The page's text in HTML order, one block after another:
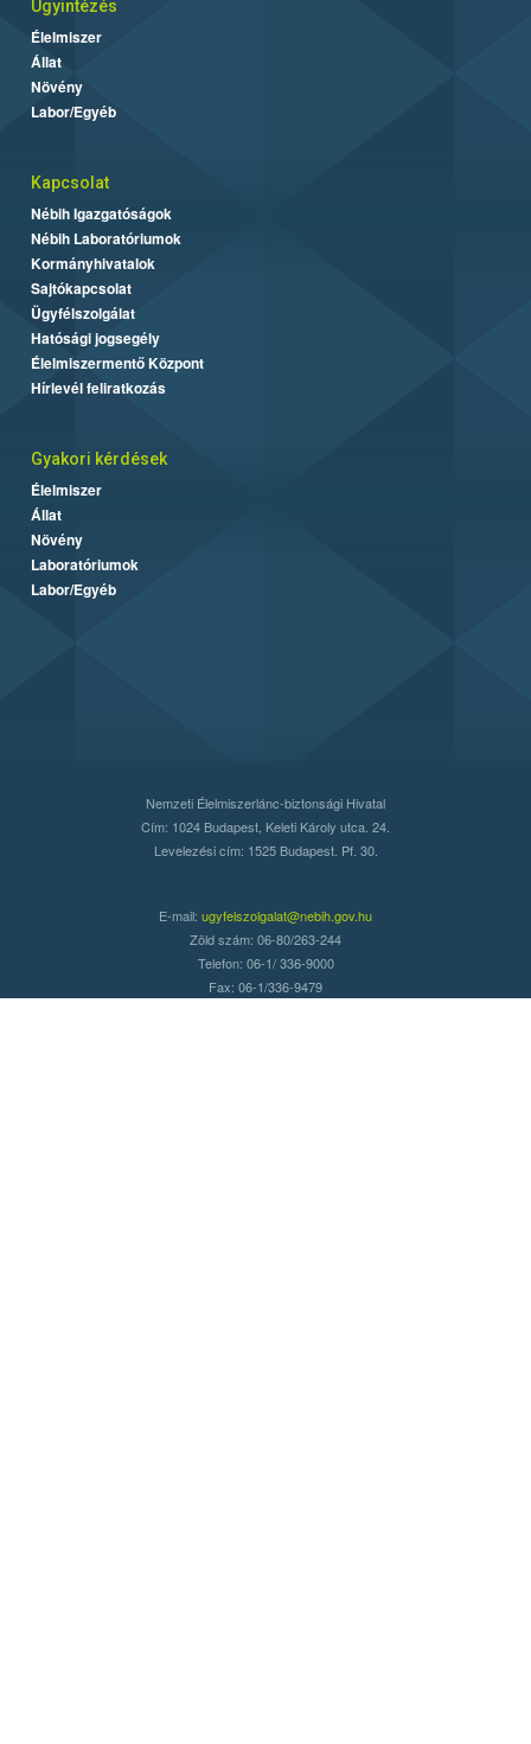
Ügyintézés
Élelmiszer
Állat
Növény
Labor/Egyéb
Kapcsolat
Nébih Igazgatóságok
Nébih Laboratóriumok
Kormányhivatalok
Sajtókapcsolat
Ügyfélszolgálat
Hatósági jogsegély
Élelmiszermentő Központ
Hírlevél feliratkozás
Gyakori kérdések
Élelmiszer
Állat
Növény
Laboratóriumok
Labor/Egyéb
Nemzeti Élelmiszerlánc-biztonsági Hivatal
Cím: 1024 Budapest, Keleti Károly utca. 24.
Levelezési cím: 1525 Budapest. Pf. 30.
E-mail: ugyfelszolgalat@nebih.gov.hu
Zöld szám: 06-80/263-244
Telefon: 06-1/ 336-9000
Fax: 06-1/336-9479